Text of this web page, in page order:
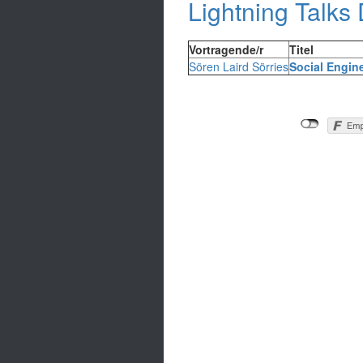
Lightning Talks
Vortragende/r Titel
Sören Laird Sörries‎Social